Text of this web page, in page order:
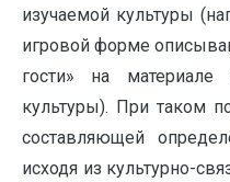
изучаемой культуры
игровой форме
гости» на материале
культуры). При таком
составляющей
исходя из культурно-